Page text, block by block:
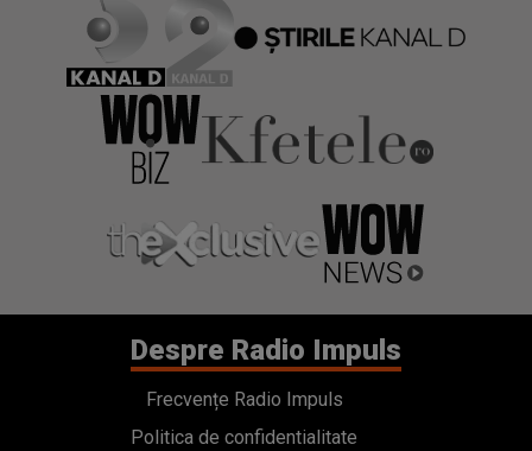
Despre Radio Impuls
Frecvențe Radio Impuls
Politica de confidentialitate